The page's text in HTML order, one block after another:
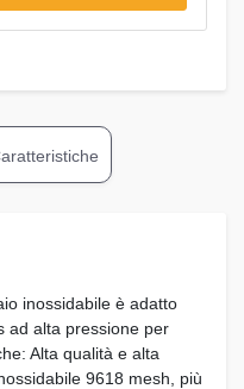
inossidabile è adatto
ad alta pressione per
Alta qualità e alta
9618 mesh, più